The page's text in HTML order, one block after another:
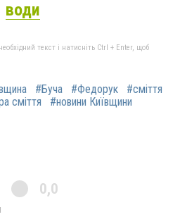
води
текст і натисніть Ctrl + Enter, щоб
#Буча #Федорук
#сміття
сміття #новини Київщини
0,0